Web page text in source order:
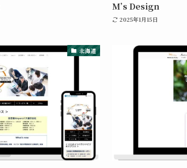
M’s Design
2025年1月15日
北海道